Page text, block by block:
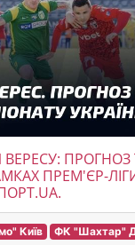
ВЕРЕСУ:
ПРЕМ'ЄР-
Київ ФК "Шахтар"